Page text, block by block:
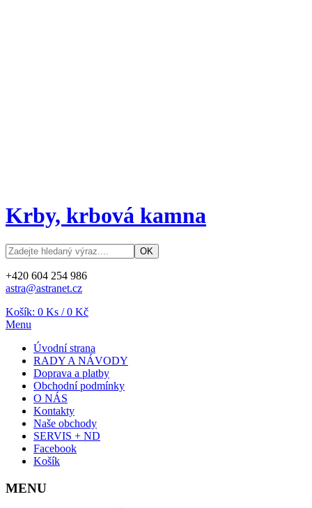
Krby, krbová kamna
+420 604 254 986
astra@astranet.cz
Košík: 0 Ks /0 Kč
Menu
Úvodní strana
RADY A NÁVODY
Doprava a platby
Obchodní podmínky
O NÁS
Kontakty
Naše obchody
SERVIS + ND
Facebook
Košík
MENU